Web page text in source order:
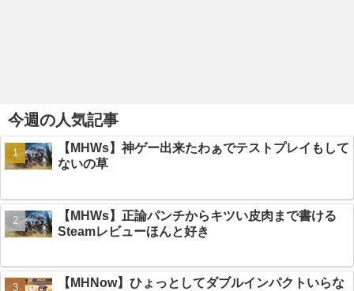
今週の人気記事
【MHWs】神ゲー出来たわぁでテストプレイもして
ないの草
【MHWs】正論パンチからキツい皮肉まで書ける
Steamレビューほんと好き
【MHNow】ひょっとしてダブルインパクトいらな